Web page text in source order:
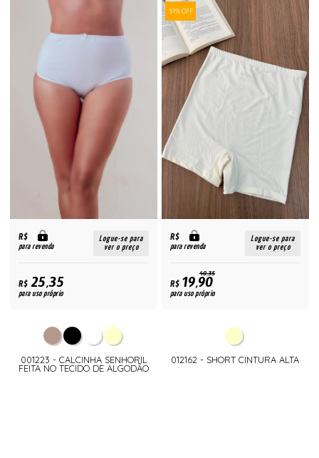
R$
para revenda
Logue-se para
ver o preço
R$25,35
para uso próprio
001223 - CALCINHA SENHORIL
FEITA NO TECIDO DE ALGODÃO
51% OFF
R$
para revenda
Logue-se para
ver o preço
40,35
R$19,90
para uso próprio
012162 - SHORT CINTURA ALTA